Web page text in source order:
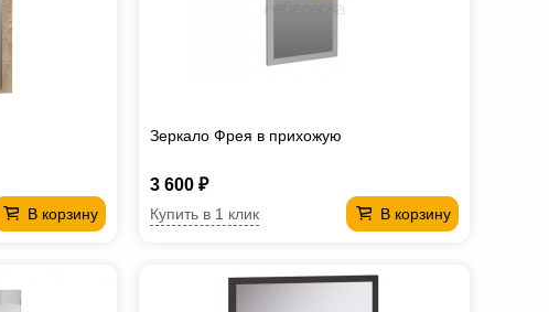
В корзину
Зеркало Фрея в прихожую
3 600 ₽
В корзину
Купить в 1 клик